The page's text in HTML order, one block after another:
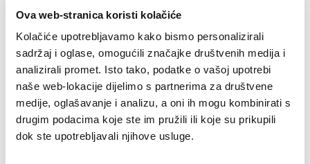
Ova web-stranica koristi kolačiće
Kolačiće upotrebljavamo kako bismo personalizirali
sadržaj i oglase, omogućili značajke društvenih medija i
analizirali promet. Isto tako, podatke o vašoj upotrebi
naše web-lokacije dijelimo s partnerima za društvene
medije, oglašavanje i analizu, a oni ih mogu kombinirati s
drugim podacima koje ste im pružili ili koje su prikupili
dok ste upotrebljavali njihove usluge.
TELEFONSKI IMENIK
sklope ugovor na 12 ili 24 mjeseca, od 1. prosinca nudi
nove DUO i TRIO pakete.
U DUO paketu spojeni su telefon i internet, odnosno
fiksna telefonska usluga s uključenih 100 besplatnih
minuta unutar svoje fiksne mreže kao i neograničeni
ADSL, po cijeni od 29,00 KM (bez PDV-a) ili fiksna
telefonska usluga s uključenih 200 besplatnih minuta